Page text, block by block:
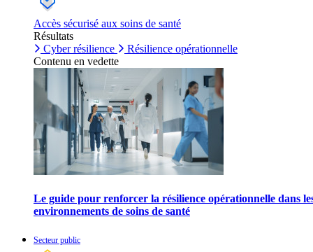
Accès sécurisé aux soins de santé
Résultats
Cyber résilience
Résilience opérationnelle
Contenu en vedette
Le guide pour renforcer la résilience opérationnelle dans
environnements de soins de santé
Secteur public